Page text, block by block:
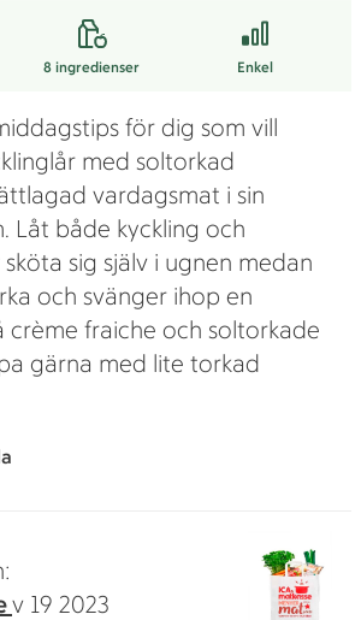
8 ingredienser Enkel
för dig som vill
med soltorkad
vardagsmat i sin
Låt både kyckling och
sig själv i ugnen medan
och svänger ihop en
crème fraiche och soltorkade
gärna med lite torkad
v 19 2023